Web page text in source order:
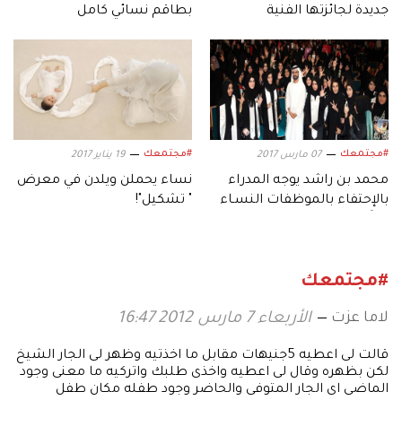
جديدة لجائزتها الفنية
للقارات
بطاقم نسائي كامل
#مجتمعك 07 مارس 2017
محمد بن راشد يوجه المدراء
بالإحتفاء بالموظفات النسـاء
#مجتمعك 19 يناير 2017
نساء يحملن ويلدن في معرض
" تشكيل"!
#مجتمعك
لاما عزت الأربعاء 7 مارس 2012 16:47
قالت لى اعطيه 5جنيهات مقابل ما اخذتيه وظهر لى الجار الشيخ
لكن بظهره وقال لى اعطيه واخذى طلبك واتركيه ما معنى وجود
الماضى اى الجار المتوفى والحاضر وجود طفله مكان طفل